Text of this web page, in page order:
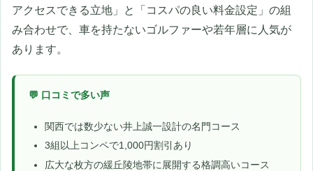
アクセスできる立地」と「コスパの良い料金設定」の組
み合わせで、車を持たないゴルファーや若年層に人気が
あります。
💬 口コミで多い声
関西では数少ない井上誠一設計の名門コース
3組以上コンペで1,000円割引あり
広大な枚方の緩丘陵地帯に展開する格調高いコース